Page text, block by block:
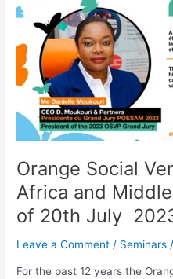
Orange Social
Africa and
of 20th July
Leave a Comment / Seminars
For the past 12 years the
Social
Venture
Prize
in
Africa
Middle-
East(OSVP)_Final
20th
July
2023_Doula
Cameroon